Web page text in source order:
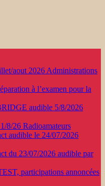
aout 2026 Administrations
à l’examen pour la
audible 5/8/2026
8/26 Radioamateurs
audible le 24/07/2026
du 23/07/2026 audible par
participations annoncées